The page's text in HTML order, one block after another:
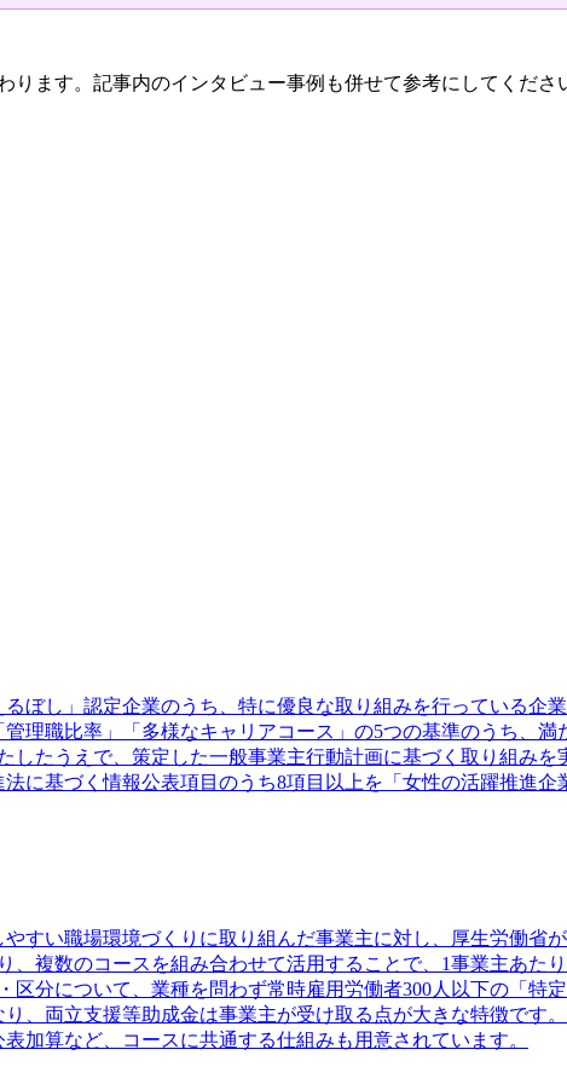
ます。記事内のインタビュー事例も併せて参考にしてくださ
ぼし」認定企業のうち、特に優良な取り組みを行っている企
理職比率」「多様なキャリアコース」の5つの基準のうち、
したうえで、策定した一般事業主行動計画に基づく取り組み
に基づく情報公表項目のうち8項目以上を「女性の活躍推進
すい職場環境づくりに取り組んだ事業主に対し、厚生労働省
、複数のコースを組み合わせて活用することで、1事業主あた
区分について、業種を問わず常時雇用労働者300人以下の「特
、両立支援等助成金は事業主が受け取る点が大きな特徴です
加算など、コースに共通する仕組みも用意されています。